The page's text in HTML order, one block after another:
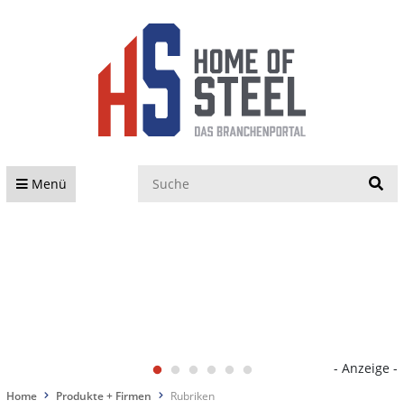
Menü
- Anzeige -
Home Produkte + Firmen Rubriken